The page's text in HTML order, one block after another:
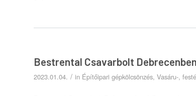
Bestrental Csavarbolt
2023.01.04. / in Építőipari gépkölcsönzés, Vasáru-,